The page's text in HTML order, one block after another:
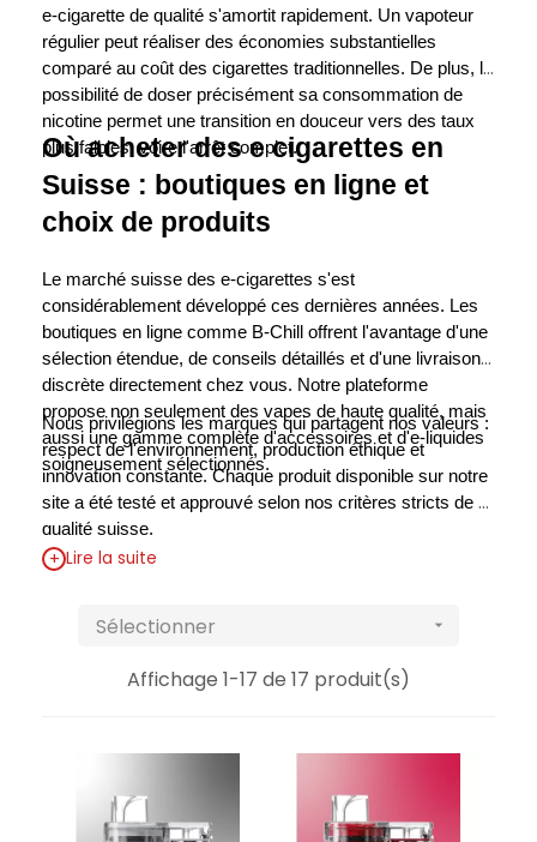
e-cigarette de qualité s'amortit rapidement. Un vapoteur
régulier peut réaliser des économies substantielles
comparé au coût des cigarettes traditionnelles. De plus, la
possibilité de doser précisément sa consommation de
nicotine permet une transition en douceur vers des taux
plus faibles, voire l'arrêt complet.
Où acheter des e cigarettes en
Suisse : boutiques en ligne et
choix de produits
Le marché suisse des e-cigarettes s'est
considérablement développé ces dernières années. Les
boutiques en ligne comme B-Chill offrent l'avantage d'une
sélection étendue, de conseils détaillés et d'une livraison
discrète directement chez vous. Notre plateforme
propose non seulement des vapes de haute qualité, mais
aussi une gamme complète d'accessoires et d'e-liquides
soigneusement sélectionnés.
Nous privilégions les marques qui partagent nos valeurs :
respect de l'environnement, production éthique et
innovation constante. Chaque produit disponible sur notre
site a été testé et approuvé selon nos critères stricts de
qualité suisse.
+ Lire la suite
Sélectionner 
Affichage 1-17 de 17 produit(s)